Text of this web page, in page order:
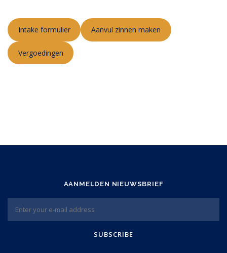
Intake formulier Aanvul zinnen maken
Vergoedingen
AANMELDEN NIEUWSBRIEF